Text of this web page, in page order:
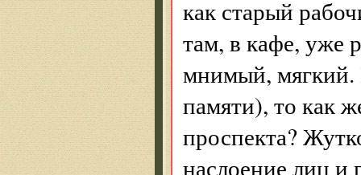
как старый
там, в кафе, уже
мнимый, мягкий.
памяти), то как
проспекта?
наслоение лиц и